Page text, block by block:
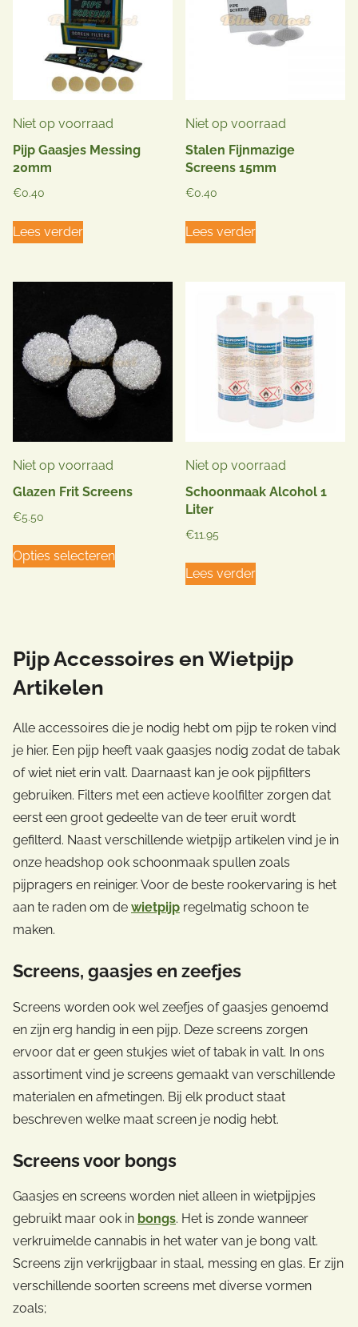
Niet op voorraad
Pijp Gaasjes Messing
20mm
€0.40
Lees verder
Niet op voorraad
Stalen Fijnmazige
Screens 15mm
€0.40
Lees verder
Niet op voorraad
Glazen Frit Screens
€5.50
Opties selecteren
Dit
product
Deze
gekozen
worden
op
productpagina
Niet op voorraad
Schoonmaak Alcohol 1
Liter
€11.95
Lees verder
Pijp Accessoires en Wietpijp
Artikelen
Alle accessoires die je nodig hebt om pijp te roken vind
je hier. Een pijp heeft vaak gaasjes nodig zodat de tabak
of wiet niet erin valt. Daarnaast kan je ook pijpfilters
gebruiken. Filters met een actieve koolfilter zorgen dat
eerst een groot gedeelte van de teer eruit wordt
gefilterd. Naast verschillende wietpijp artikelen vind je in
onze headshop ook schoonmaak spullen zoals
pijpragers en reiniger. Voor de beste rookervaring is het
aan te raden om de wietpijp regelmatig schoon te
maken.
Screens, gaasjes en zeefjes
Screens worden ook wel zeefjes of gaasjes genoemd
en zijn erg handig in een pijp. Deze screens zorgen
ervoor dat er geen stukjes wiet of tabak in valt. In ons
assortiment vind je screens gemaakt van verschillende
materialen en afmetingen. Bij elk product staat
beschreven welke maat screen je nodig hebt.
Screens voor bongs
Gaasjes en screens worden niet alleen in wietpijpjes
gebruikt maar ook in bongs. Het is zonde wanneer
verkruimelde cannabis in het water van je bong valt.
Screens zijn verkrijgbaar in staal, messing en glas. Er zijn
verschillende soorten screens met diverse vormen
zoals;